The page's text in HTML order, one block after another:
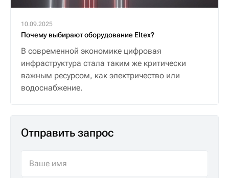
10.09.2025
Почему выбирают оборудование Eltex?
В современной экономике цифровая
инфраструктура стала таким же критически
важным ресурсом, как электричество или
водоснабжение.
Отправить запрос